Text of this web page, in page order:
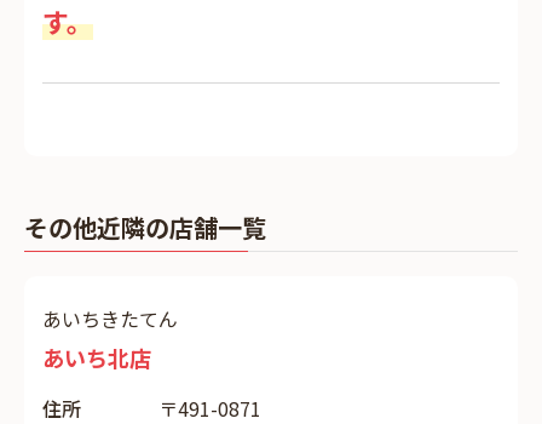
す。
その他近隣の店舗一覧
あいちきたてん
あいち北店
住所
〒491-0871